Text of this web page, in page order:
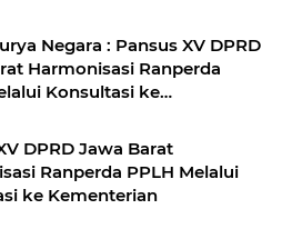
Negara : Pansus XV DPRD
Harmonisasi Ranperda
Konsultasi ke
DPRD Jawa Barat
Ranperda PPLH Melalui
ke Kementerian